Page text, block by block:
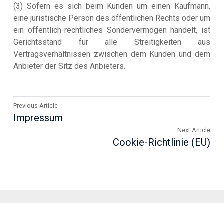
(3) Sofern es sich beim Kunden um einen Kaufmann,
eine juristische Person des öffentlichen Rechts oder um
ein öffentlich-rechtliches Sondervermögen handelt, ist
Gerichtsstand für alle Streitigkeiten aus
Vertragsverhältnissen zwischen dem Kunden und dem
Anbieter der Sitz des Anbieters.
Previous Article
Impressum
Next Article
Cookie-Richtlinie (EU)